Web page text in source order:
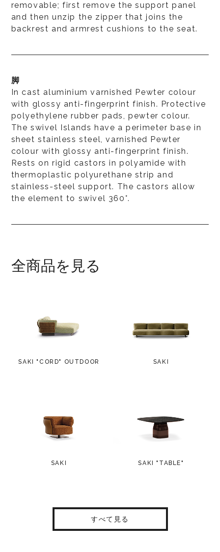
removable; first remove the support panel
and then unzip the zipper that joins the
backrest and armrest cushions to the seat.
脚
In cast aluminium varnished Pewter colour
with glossy anti-fingerprint finish. Protective
polyethylene rubber pads, pewter colour.
The swivel Islands have a perimeter base in
sheet stainless steel, varnished Pewter
colour with glossy anti-fingerprint finish.
Rests on rigid castors in polyamide with
thermoplastic polyurethane strip and
stainless-steel support. The castors allow
the element to swivel 360°.
全商品を見る
SAKI "CORD" OUTDOOR SAKI
SAKI SAKI "TABLE"
すべて見る